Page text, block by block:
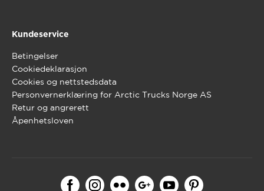
Kundeservice
Betingelser
Cookiedeklarasjon
Cookies og nettstedsdata
Personvernerklæring for Arctic Trucks Norge AS
Retur og angrerett
Åpenhetsloven